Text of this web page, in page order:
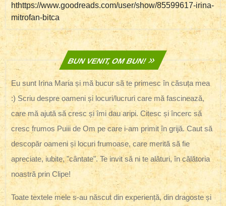
hthttps://www.goodreads.com/user/show/85599617-irina-
mitrofan-bitca
BUN VENIT, OM BUN!
Eu sunt Irina Maria și mă bucur să te primesc în căsuța mea
:) Scriu despre oameni și locuri/lucruri care mă fascinează,
care mă ajută să cresc și îmi dau aripi. Citesc și încerc să
cresc frumos Puiii de Om pe care i-am primit în grijă. Caut să
descopăr oameni și locuri frumoase, care merită să fie
apreciate, iubite, "cântate". Te invit să ni te alături, în călătoria
noastră prin Clipe!
Toate textele mele s-au născut din experiență, din dragoste și